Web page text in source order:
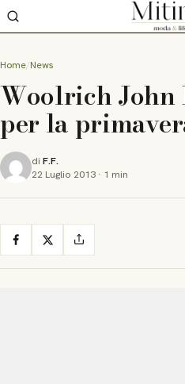
Home News
Woolrich John
per la
di F.F.
22 Luglio 2013 · 1 min